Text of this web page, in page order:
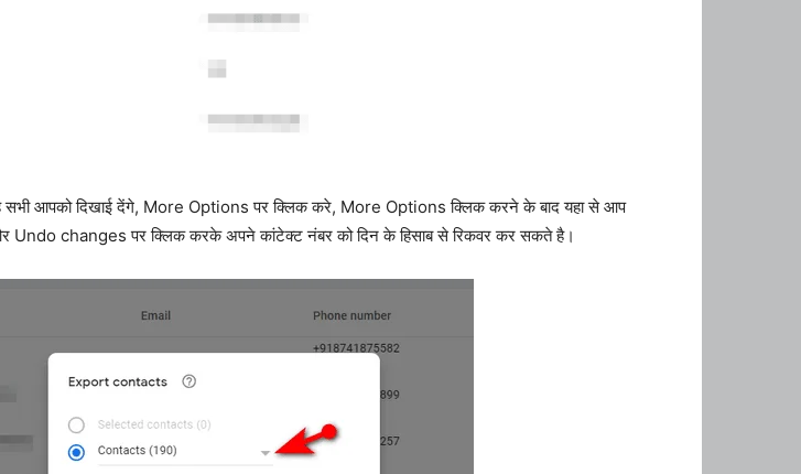
सभी आपको दिखाई देंगे, More Options पर क्लिक करे, More Options क्लिक करने के बाद यहा से आप
changes पर क्लिक करके अपने कांटेक्ट नंबर को दिन के हिसाब से रिकवर कर सकते है।